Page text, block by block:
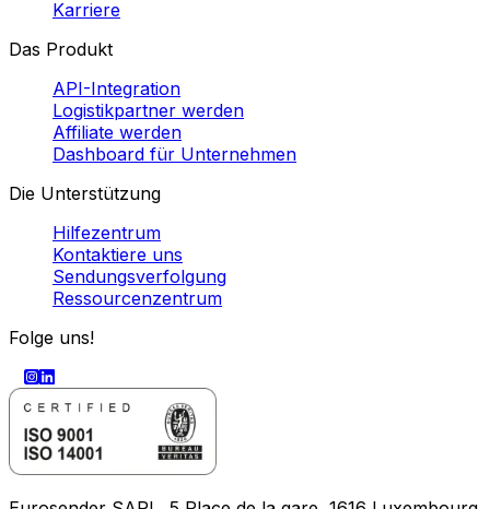
Eurosender SARL, 5 Place de la gare, 1616 Luxembourg
Sitemap
Nutzung von Cookies
Nutzungsbedingungen & Datenschutzrichtlinie